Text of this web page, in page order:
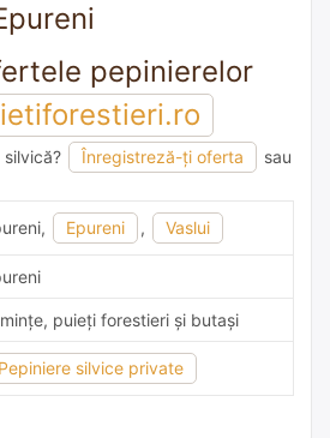
pepinierelor
Înregistreză-ți oferta
sau
Epureni , Vaslui
puieți forestieri și butași
Pepiniere silvice private